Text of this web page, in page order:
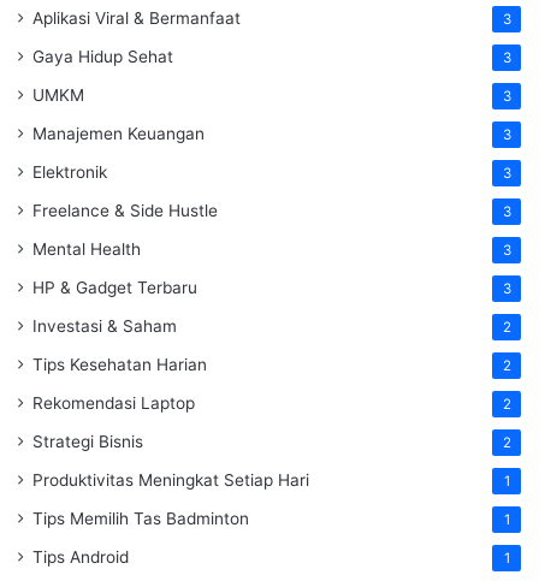
Aplikasi Viral & Bermanfaat 3
Gaya Hidup Sehat 3
UMKM 3
Manajemen Keuangan 3
Elektronik 3
Freelance & Side Hustle 3
Mental Health 3
HP & Gadget Terbaru 3
Investasi & Saham 2
Tips Kesehatan Harian 2
Rekomendasi Laptop 2
Strategi Bisnis 2
Produktivitas Meningkat Setiap Hari 1
Tips Memilih Tas Badminton 1
Tips Android 1